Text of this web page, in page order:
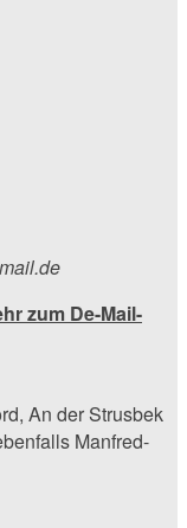
zum De-Mail-
An der Strusbek
Manfred-